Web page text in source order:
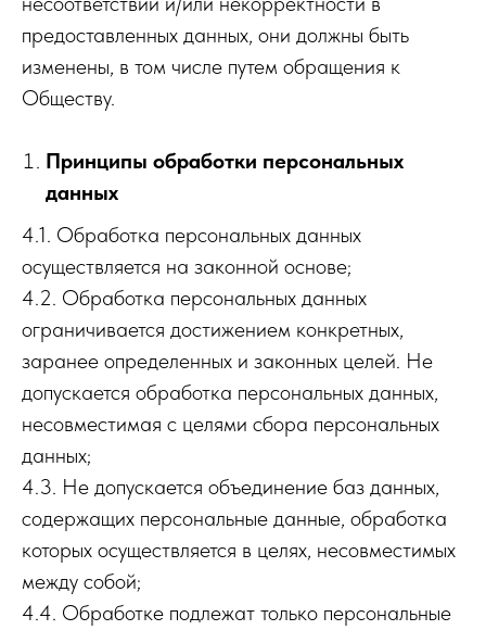
предоставленных данных, они должны быть
изменены, в том числе путем обращения к
Обществу.
Принципы обработки персональных
данных
4.1. Обработка персональных данных
осуществляется на законной основе;
4.2. Обработка персональных данных
ограничивается достижением конкретных,
заранее определенных и законных целей. Не
допускается обработка персональных данных,
несовместимая с целями сбора персональных
данных;
4.3. Не допускается объединение баз данных,
содержащих персональные данные, обработка
которых осуществляется в целях, несовместимых
между собой;
4.4. Обработке подлежат только персональные